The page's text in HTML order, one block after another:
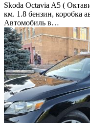
Skoda Octavia A5 (
км. 1.8 бензин, коробка
Автомобиль в…